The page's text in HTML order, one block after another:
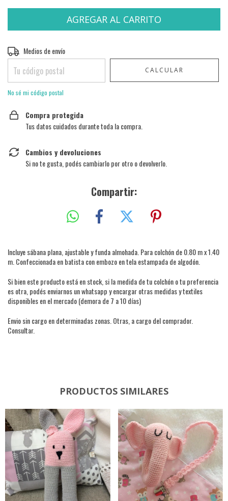
Entregas para el CP:
Medios de envío
CALCULAR
No sé mi código postal
Compra protegida
Tus datos cuidados durante toda la compra.
Cambios y devoluciones
Si no te gusta, podés cambiarlo por otro o devolverlo.
Compartir:
Incluye sábana plana, ajustable y funda almohada. Para colchón de 0.80 m x 1.40
m. Confeccionada en batista con embozo en tela estampada de algodón.
Si bien este producto está en stock, si la medida de tu colchón o tu preferencia
es otra, podés enviarnos un whatsapp y encargar otras medidas y textiles
disponibles en el mercado (demora de 7 a 10 días)
Envio sin cargo en determinadas zonas. Otras, a cargo del comprador.
Consultar.
PRODUCTOS SIMILARES